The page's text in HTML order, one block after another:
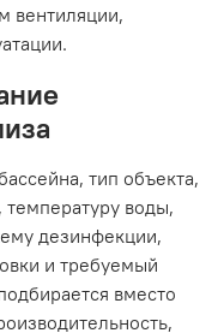
вентиляции,
тип объекта,
температуру воды,
дезинфекции,
и требуемый
вместо